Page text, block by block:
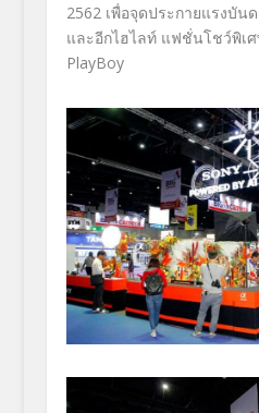
2562 เพื่อจุดประกายแรงบัน
และอีกไฮไลท์ แฟชั่นโชว์พิเ
PlayBoy